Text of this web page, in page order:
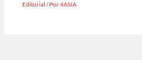
Editorial / Por4ASIA